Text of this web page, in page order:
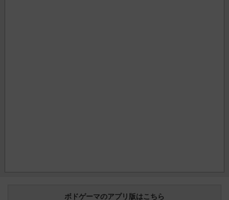
ボドゲーマのアプリ版はこちら